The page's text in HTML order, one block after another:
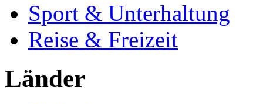
Sport & Unterhaltung
Reise & Freizeit
Länder